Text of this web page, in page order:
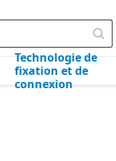
Technologie de
fixation et de
connexion